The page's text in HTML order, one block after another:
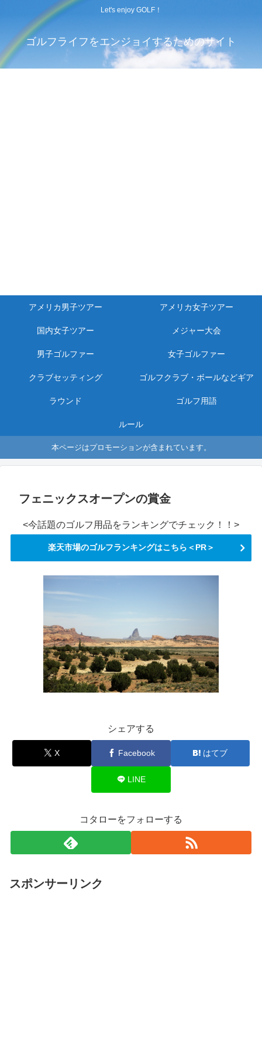
Let's enjoy GOLF！
ゴルフライフをエンジョイするためのサイト
アメリカ男子ツアー アメリカ女子ツアー
国内女子ツアー メジャー大会
男子ゴルファー 女子ゴルファー
クラブセッティング ゴルフクラブ・ボールなどギア
ラウンド ゴルフ用語
ルール
本ページはプロモーションが含まれています。
フェニックスオープンの賞金
<今話題のゴルフ用品をランキングでチェック！！>
楽天市場のゴルフランキングはこちら＜PR＞
シェアする
X Facebook はてブ
LINE
コタローをフォローする
スポンサーリンク